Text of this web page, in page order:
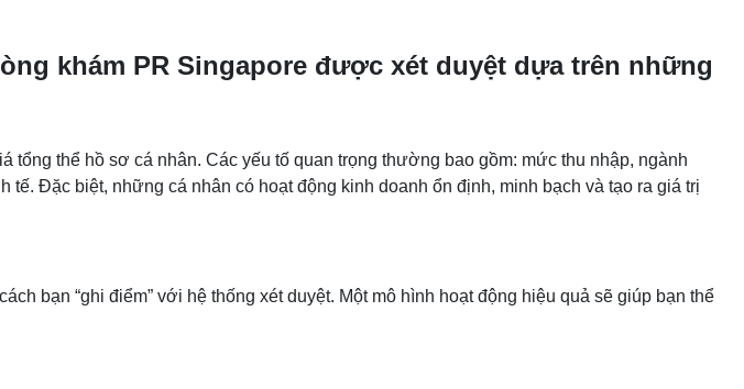
khám PR Singapore được xét duyệt dựa trên những
thể hồ sơ cá nhân. Các yếu tố quan trọng thường bao gồm: mức thu nhập, ngành
Đặc biệt, những cá nhân có hoạt động kinh doanh ổn định, minh bạch và tạo ra giá trị
bạn “ghi điểm” với hệ thống xét duyệt. Một mô hình hoạt động hiệu quả sẽ giúp bạn thể